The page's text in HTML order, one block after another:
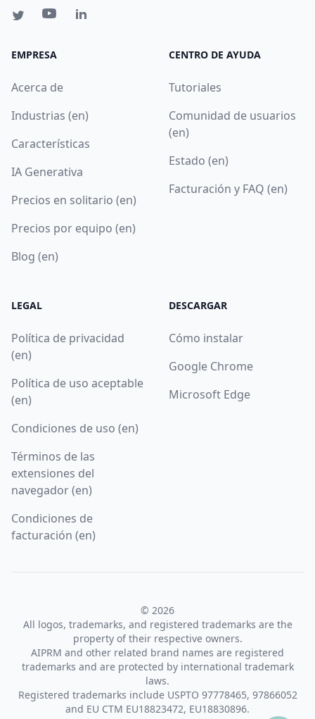
EMPRESA
Acerca de
Industrias (en)
Características
IA Generativa
Precios en solitario (en)
Precios por equipo (en)
Blog (en)
CENTRO DE AYUDA
Tutoriales
Comunidad de usuarios
(en)
Estado (en)
Facturación y FAQ (en)
LEGAL
Política de privacidad
(en)
Política de uso aceptable
(en)
Condiciones de uso (en)
Términos de las
extensiones del
navegador (en)
Condiciones de
facturación (en)
DESCARGAR
Cómo instalar
Google Chrome
Microsoft Edge
© 2026
All logos, trademarks, and registered trademarks are the
property of their respective owners.
AIPRM and other related brand names are registered
trademarks and are protected by international trademark
laws.
Registered trademarks include USPTO 97778465, 97866052
and EU CTM EU18823472, EU18830896.